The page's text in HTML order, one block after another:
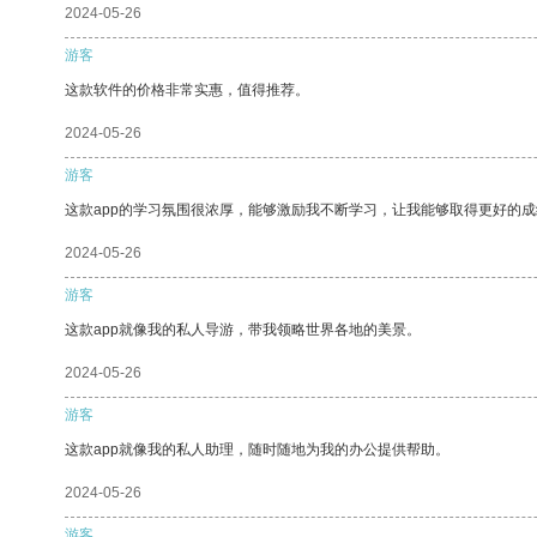
2024-05-26
游客
这款软件的价格非常实惠，值得推荐。
2024-05-26
游客
这款app的学习氛围很浓厚，能够激励我不断学习，让我能够取得更好的
2024-05-26
游客
这款app就像我的私人导游，带我领略世界各地的美景。
2024-05-26
游客
这款app就像我的私人助理，随时随地为我的办公提供帮助。
2024-05-26